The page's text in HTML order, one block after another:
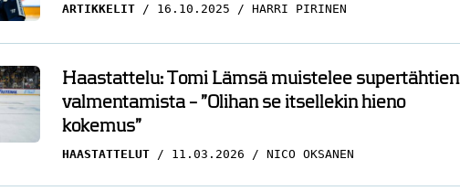
ARTIKKELIT 16.10.2025 HARRI PIRINEN
Haastattelu: Tomi Lämsä muistelee supertähtien
valmentamista – ”Olihan se itsellekin hieno
kokemus”
HAASTATTELUT 11.03.2026 NICO OKSANEN